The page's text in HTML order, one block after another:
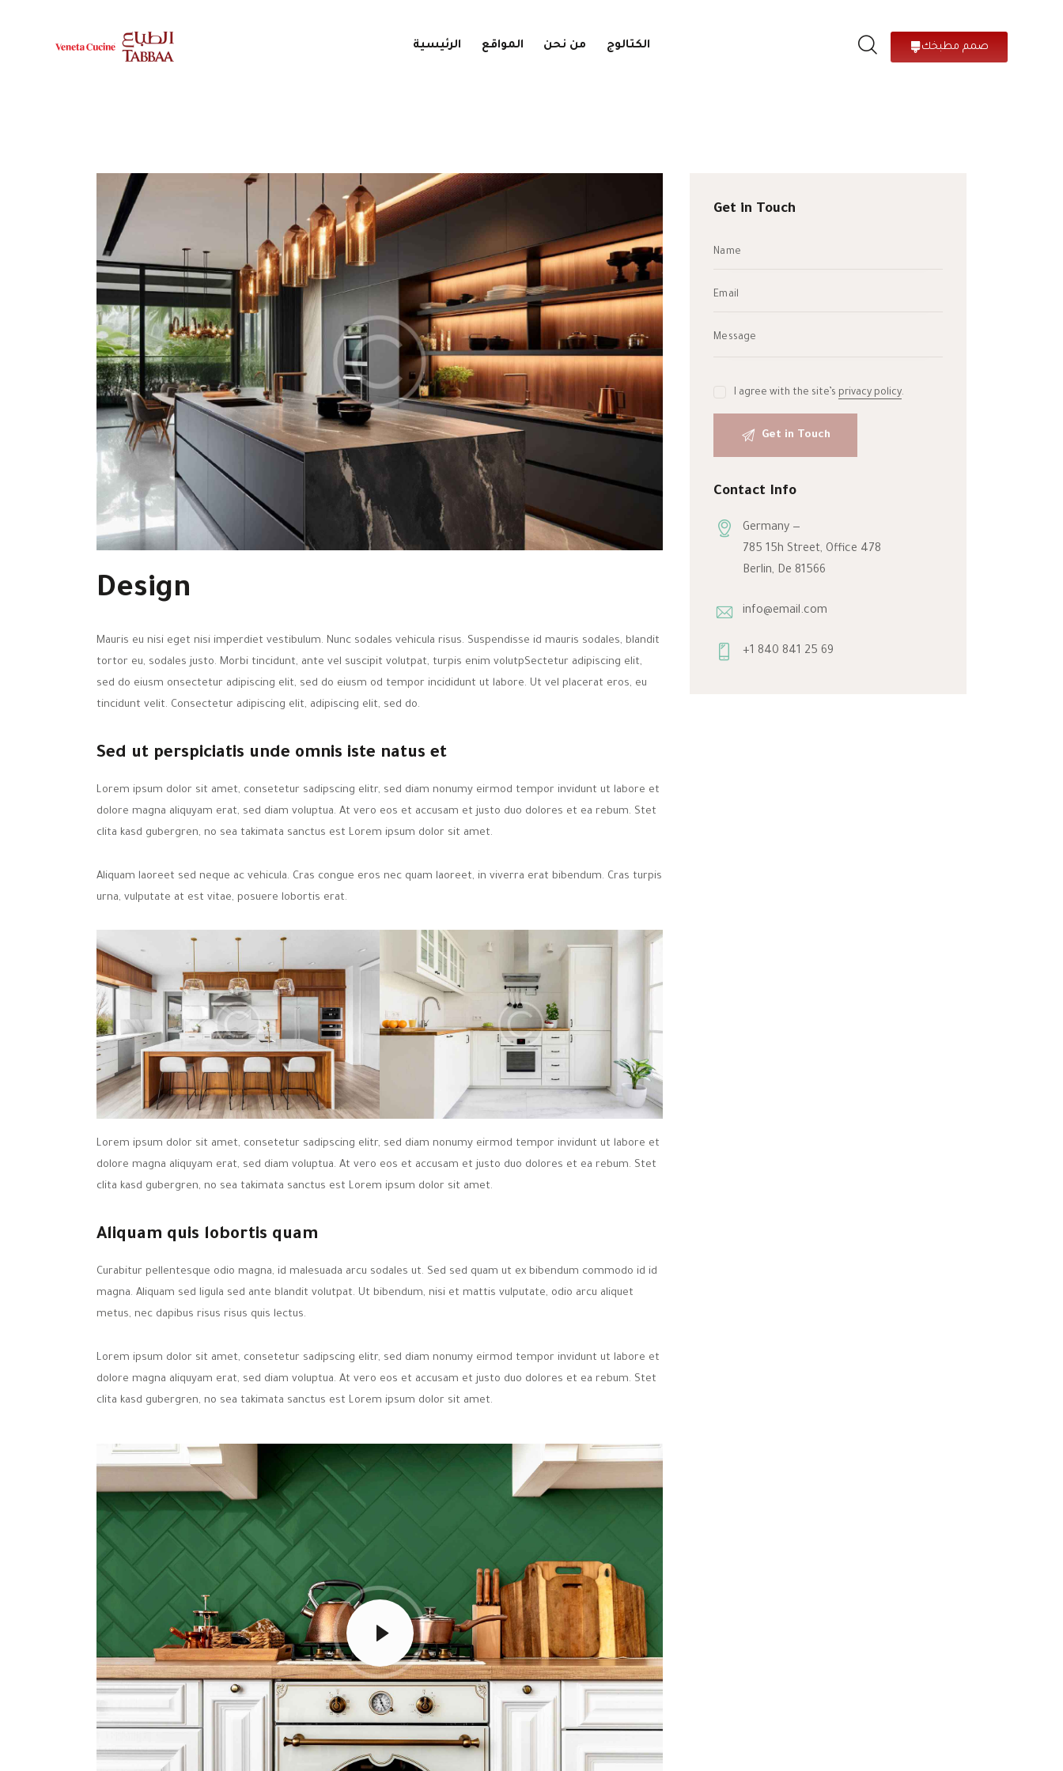
الرئيسية المواقع من نحن الكتالوج صمم مطبخك
Design
Mauris eu nisi eget nisi imperdiet vestibulum. Nunc sodales vehicula risus. Suspendisse id mauris sodales, blandit
tortor eu, sodales justo. Morbi tincidunt, ante vel suscipit volutpat, turpis enim volutpSectetur adipiscing elit,
sed do eiusm onsectetur adipiscing elit, sed do eiusm od tempor incididunt ut labore. Ut vel placerat eros, eu
tincidunt velit. Consectetur adipiscing elit, adipiscing elit, sed do.
Sed ut perspiciatis unde omnis iste natus et
Lorem ipsum dolor sit amet, consetetur sadipscing elitr, sed diam nonumy eirmod tempor invidunt ut labore et
dolore magna aliquyam erat, sed diam voluptua. At vero eos et accusam et justo duo dolores et ea rebum. Stet
clita kasd gubergren, no sea takimata sanctus est Lorem ipsum dolor sit amet.
Aliquam laoreet sed neque ac vehicula. Cras congue eros nec quam laoreet, in viverra erat bibendum. Cras turpis
urna, vulputate at est vitae, posuere lobortis erat.
Lorem ipsum dolor sit amet, consetetur sadipscing elitr, sed diam nonumy eirmod tempor invidunt ut labore et
dolore magna aliquyam erat, sed diam voluptua. At vero eos et accusam et justo duo dolores et ea rebum. Stet
clita kasd gubergren, no sea takimata sanctus est Lorem ipsum dolor sit amet.
Aliquam quis lobortis quam
Curabitur pellentesque odio magna, id malesuada arcu sodales ut. Sed sed quam ut ex bibendum commodo id id
magna. Aliquam sed ligula sed ante blandit volutpat. Ut bibendum, nisi et mattis vulputate, odio arcu aliquet
metus, nec dapibus risus risus quis lectus.
Lorem ipsum dolor sit amet, consetetur sadipscing elitr, sed diam nonumy eirmod tempor invidunt ut labore et
dolore magna aliquyam erat, sed diam voluptua. At vero eos et accusam et justo duo dolores et ea rebum. Stet
clita kasd gubergren, no sea takimata sanctus est Lorem ipsum dolor sit amet.
Get in Touch
I agree with the site’s privacy policy.
Contact Info
Germany —
785 15h Street, Office 478
Berlin, De 81566
info@email.com
+1 840 841 25 69